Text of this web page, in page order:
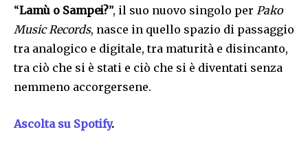
“Lamù o Sampei?”, il suo nuovo singolo per Pako
Music Records, nasce in quello spazio di passaggio
tra analogico e digitale, tra maturità e disincanto,
tra ciò che si è stati e ciò che si è diventati senza
nemmeno accorgersene.
Ascolta su Spotify.